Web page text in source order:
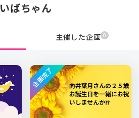
いばちゃん
主催した企画 0
企画完了